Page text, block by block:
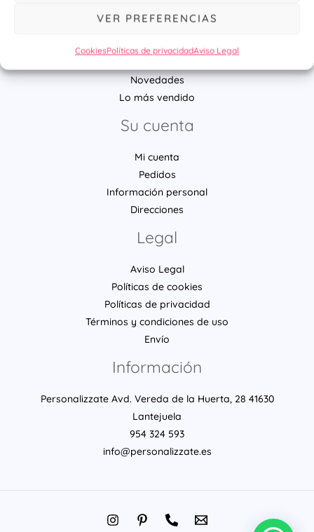
VER PREFERENCIAS
CookiesPolíticas de privacidadAviso Legal
Productos
Alquiler Fotomatón Para Bodas Y Eventos De Luz LED
Novedades
Lo más vendido
Su cuenta
Mi cuenta
Pedidos
Información personal
Direcciones
Legal
Aviso Legal
Políticas de cookies
Políticas de privacidad
Términos y condiciones de uso
Envío
Información
Personalizzate Avd. Vereda de la Huerta, 28 41630
Lantejuela
954 324 593
info@personalizzate.es